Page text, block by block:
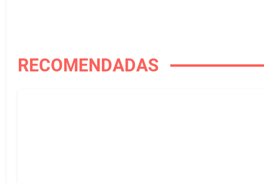
RECOMENDADAS